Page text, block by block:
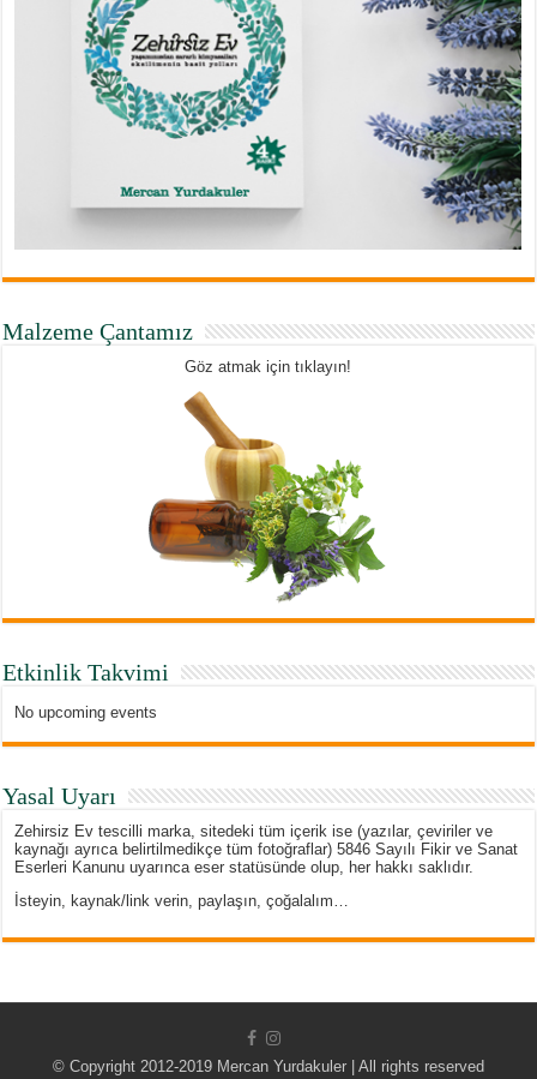
Malzeme Çantamız
Göz atmak için tıklayın!
Etkinlik Takvimi
No upcoming events
Yasal Uyarı
Zehirsiz Ev tescilli marka, sitedeki tüm içerik ise (yazılar, çeviriler ve
kaynağı ayrıca belirtilmedikçe tüm fotoğraflar) 5846 Sayılı Fikir ve Sanat
Eserleri Kanunu uyarınca eser statüsünde olup, her hakkı saklıdır.
İsteyin, kaynak/link verin, paylaşın, çoğalalım…
© Copyright 2012-2019 Mercan Yurdakuler | All rights reserved